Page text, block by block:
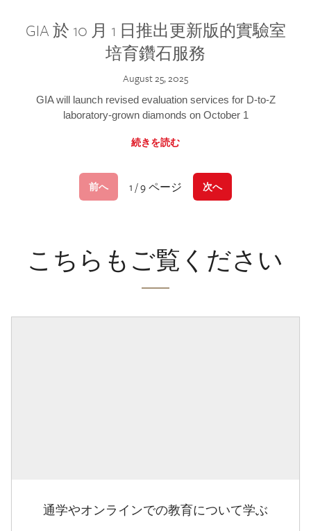
GIA 於 10 月 1 日推出更新版的實驗室
培育鑽石服務
August 25, 2025
GIA will launch revised evaluation services for D-to-Z
laboratory-grown diamonds on October 1
続きを読む
前へ 1 / 9 ページ 次へ
こちらもご覧ください
通学やオンラインでの教育について学ぶ